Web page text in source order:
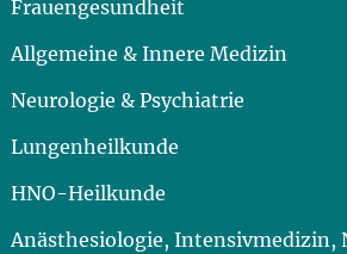
Frauengesundheit
Allgemeine & Innere Medizin
Neurologie & Psychiatrie
Lungenheilkunde
HNO-Heilkunde
Anästhesiologie, Intensivmedizin,